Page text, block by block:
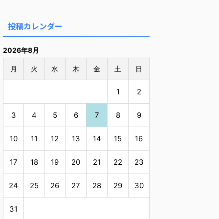
投稿カレンダー
2026年8月
月 火 水 木 金 土 日
1 2
3 4 5 6 7 8 9
10 11 12 13 14 15 16
17 18 19 20 21 22 23
24 25 26 27 28 29 30
31